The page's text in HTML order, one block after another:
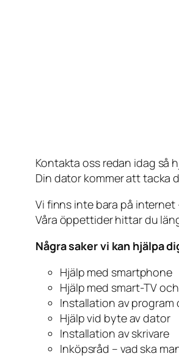
Kontakta oss redan idag så
Din dator kommer att tacka
Vi finns inte bara på internet
Våra öppettider hittar du
Några saker vi kan hjälpa
Hjälp med smartphone
Hjälp med smart-TV
Installation av
Hjälp vid byte av dator
Installation av skrivare
Inköpsråd – vad ska